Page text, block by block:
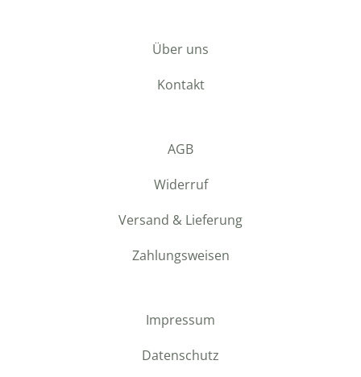
Über uns
Kontakt
AGB
Widerruf
Versand & Lieferung
Zahlungsweisen
Impressum
Datenschutz